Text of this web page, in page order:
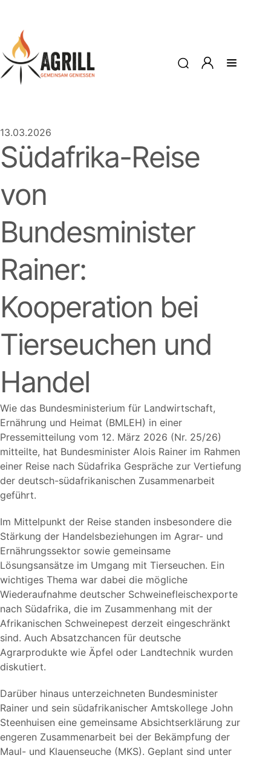
13.03.2026
Südafrika-Reise
von
Bundesminister
Rainer:
Kooperation bei
Tierseuchen und
Handel
Wie das Bundesministerium für Landwirtschaft,
Ernährung und Heimat (BMLEH) in einer
Pressemitteilung vom 12. März 2026 (Nr. 25/26)
mitteilte, hat Bundesminister Alois Rainer im Rahmen
einer Reise nach Südafrika Gespräche zur Vertiefung
der deutsch-südafrikanischen Zusammenarbeit
geführt.
Im Mittelpunkt der Reise standen insbesondere die
Stärkung der Handelsbeziehungen im Agrar- und
Ernährungssektor sowie gemeinsame
Lösungsansätze im Umgang mit Tierseuchen. Ein
wichtiges Thema war dabei die mögliche
Wiederaufnahme deutscher Schweinefleischexporte
nach Südafrika, die im Zusammenhang mit der
Afrikanischen Schweinepest derzeit eingeschränkt
sind. Auch Absatzchancen für deutsche
Agrarprodukte wie Äpfel oder Landtechnik wurden
diskutiert.
Darüber hinaus unterzeichneten Bundesminister
Rainer und sein südafrikanischer Amtskollege John
Steenhuisen eine gemeinsame Absichtserklärung zur
engeren Zusammenarbeit bei der Bekämpfung der
Maul- und Klauenseuche (MKS). Geplant sind unter